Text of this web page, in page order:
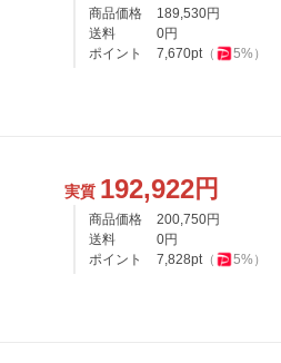
商品価格 189,530円
送料
0円
ポイント
7,670pt（ 5%）
実質 192,922円
商品価格 200,750円
送料
0円
ポイント
7,828pt（ 5%）